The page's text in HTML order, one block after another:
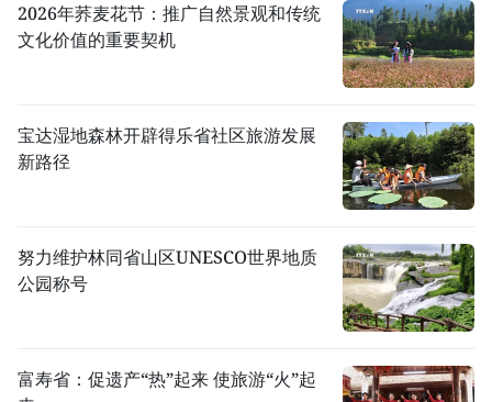
2026年荞麦花节：推广自然景观和传统
文化价值的重要契机
宝达湿地森林开辟得乐省社区旅游发展
新路径
努力维护林同省山区UNESCO世界地质
公园称号
富寿省：促遗产“热”起来 使旅游“火”起